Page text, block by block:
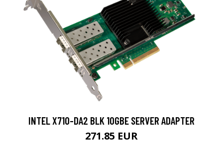
INTEL X710-DA2 BLK 10GBE SERVER ADAPTER
271.85 EUR